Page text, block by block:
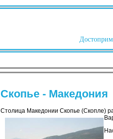
Скопье - Македония
Столица Македонии Скопье (Скопле)